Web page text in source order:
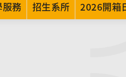
務 招生系所 2026開箱